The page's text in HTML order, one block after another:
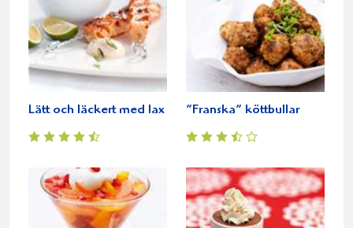
Lätt och läckert med lax ”Franska” köttbullar